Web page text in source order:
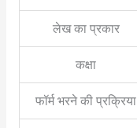
लेख का प्रकार
कक्षा
फॉर्म भरने की प्रक्रिया